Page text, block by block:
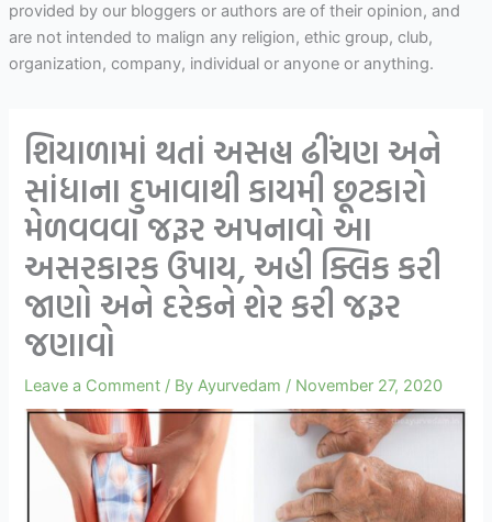
provided by our bloggers or authors are of their opinion, and
are not intended to malign any religion, ethic group, club,
organization, company, individual or anyone or anything.
શિયાળામાં થતાં અસહ્ય ઢીંચણ અને
સાંધાના દુખાવાથી કાયમી છૂટકારો
મેળવવવા જરૂર અપનાવો આ
અસરકારક ઉપાય, અહી ક્લિક કરી
જાણો અને દરેકને શેર કરી જરૂર
જણાવો
Leave a Comment / ByAyurvedam / November 27, 2020